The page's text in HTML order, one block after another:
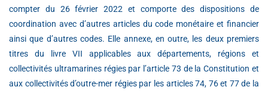
compter du 26 février 2022 et comporte des dispositions de
coordination avec d’autres articles du code monétaire et financier
ainsi que d’autres codes. Elle annexe, en outre, les deux premiers
titres du livre VII applicables aux départements, régions et
collectivités ultramarines régies par l’article 73 de la Constitution et
aux collectivités d’outre-mer régies par les articles 74, 76 et 77 de la